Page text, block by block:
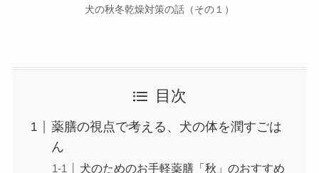
犬の秋冬乾燥対策の話（その１）
目次
薬膳の視点で考える、犬の体を潤すごは
ん
犬のためのお手軽薬膳「秋」のおすすめ